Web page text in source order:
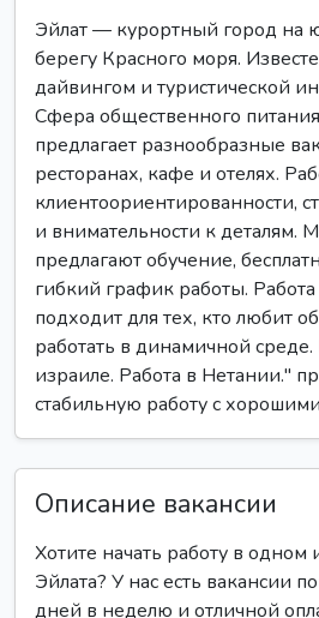
Эйлат — курортный город на
берегу Красного моря.
дайвингом и туристической
Сфера общественного
предлагает разнообразные
ресторанах, кафе и отелях.
клиентоориентированности,
и внимательности к деталям.
предлагают обучение,
гибкий график работы.
подходит для тех, кто любит
работать в динамичной
израиле. Работа в Нетании."
стабильную работу с
Описание вакансии
Хотите начать работу в одном
Эйлата? У нас есть вакансии
дней в неделю и отличной